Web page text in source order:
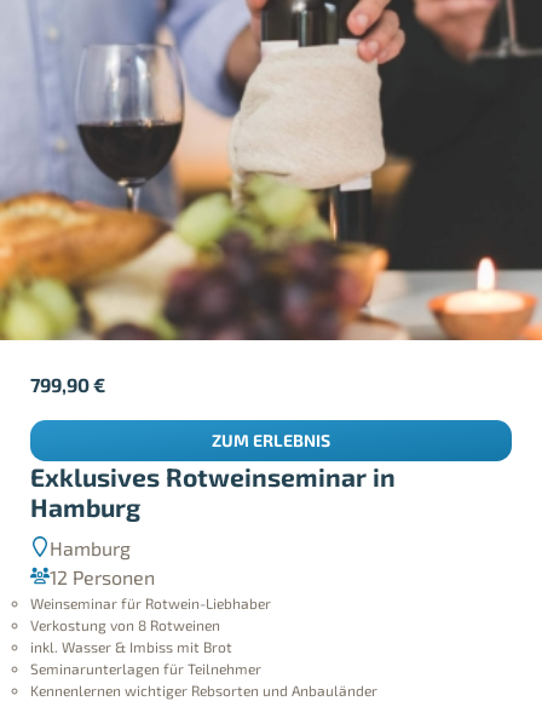
Exklusives Rotweinseminar in
Hamburg
Hamburg
12 Personen
Weinseminar für Rotwein-Liebhaber
Verkostung von 8 Rotweinen
inkl. Wasser & Imbiss mit Brot
Seminarunterlagen für Teilnehmer
Kennenlernen wichtiger Rebsorten und Anbauländer
799,90€
ZUM ERLEBNIS